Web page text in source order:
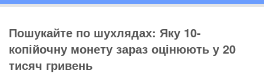
Пошукайте по шухлядах: Яку 10-
копійочну монету зараз оцінюють у 20
тисяч гривень